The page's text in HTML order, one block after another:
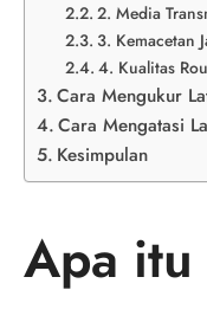
2. Media
3. Kemacetan
4. Kualitas
Cara Mengukur
Cara Mengatasi
Kesimpulan
Apa itu